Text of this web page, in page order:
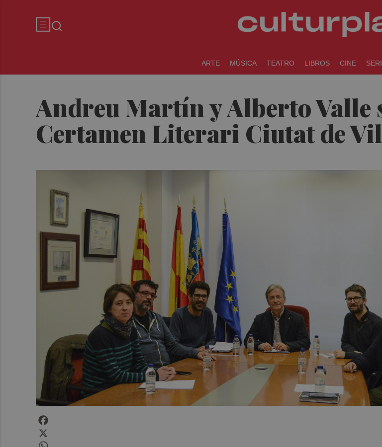
ARTE MÚSICA TEATRO LIBROS CINE
Andreu Martín y Alberto Valle
Certamen Literari Ciutat de